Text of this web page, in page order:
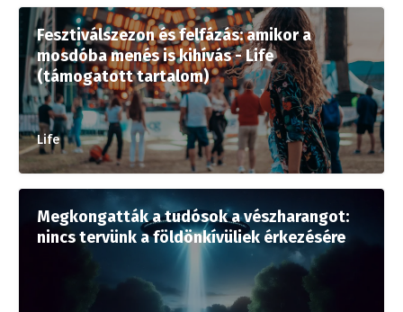
Fesztiválszezon és felfázás: amikor a
mosdóba menés is kihívás - Life
(támogatott tartalom)
Life
Megkongatták a tudósok a vészharangot:
nincs tervünk a földönkívüliek érkezésére